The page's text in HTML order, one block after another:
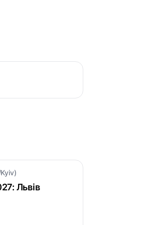
Львів